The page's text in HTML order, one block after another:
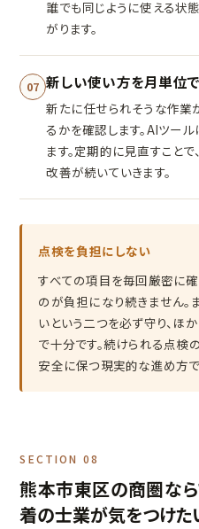
誰でも同じように使える状
がります。
07 新しい使い方を月単位
新たに任せられそうな作業
るかを確認します。AIツー
ます。定期的に見直すこと
改善が続いていきます。
点検を負担にしない
すべての項目を毎回厳密に確
のが負担になり続きません
いという二つを必ず守り、ほ
で十分です。続けられる点検
安全に保つ現実的な進め方で
SECTION 08
熊本市東区の商圏な
着の士業が気をつけた